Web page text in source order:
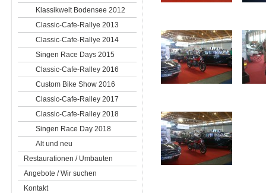
Klassikwelt Bodensee 2012
Classic-Cafe-Rallye 2013
Classic-Cafe-Rallye 2014
Singen Race Days 2015
Classic-Cafe-Ralley 2016
Custom Bike Show 2016
Classic-Cafe-Ralley 2017
Classic-Cafe-Ralley 2018
Singen Race Day 2018
Alt und neu
Restaurationen / Umbauten
Angebote / Wir suchen
Kontakt